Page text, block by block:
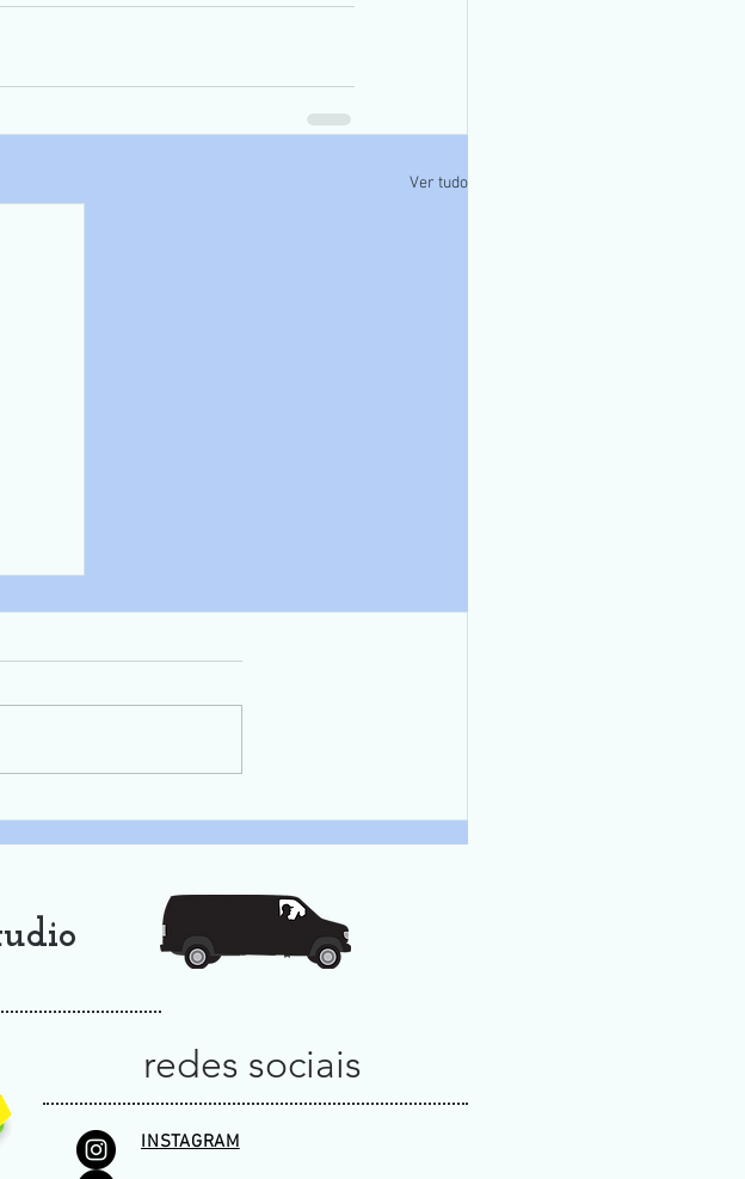
Ver tudo
redes sociais
INSTAGRAM